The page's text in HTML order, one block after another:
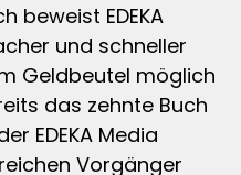
beweist EDEKA
und schneller
Geldbeutel möglich
das zehnte Buch
EDEKA Media
Vorgänger